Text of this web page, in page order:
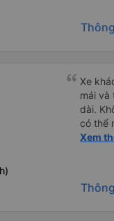
Xe
mái và
dài.
có thể
thường. Hệ thống điều hòa hoạt động ổn định, xe
chăn,
cảm
xe
Xem